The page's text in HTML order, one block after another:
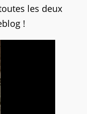
les deux
!